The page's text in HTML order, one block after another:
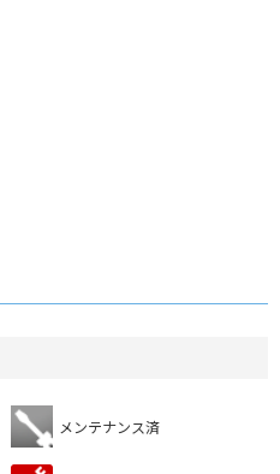
メンテナンス済